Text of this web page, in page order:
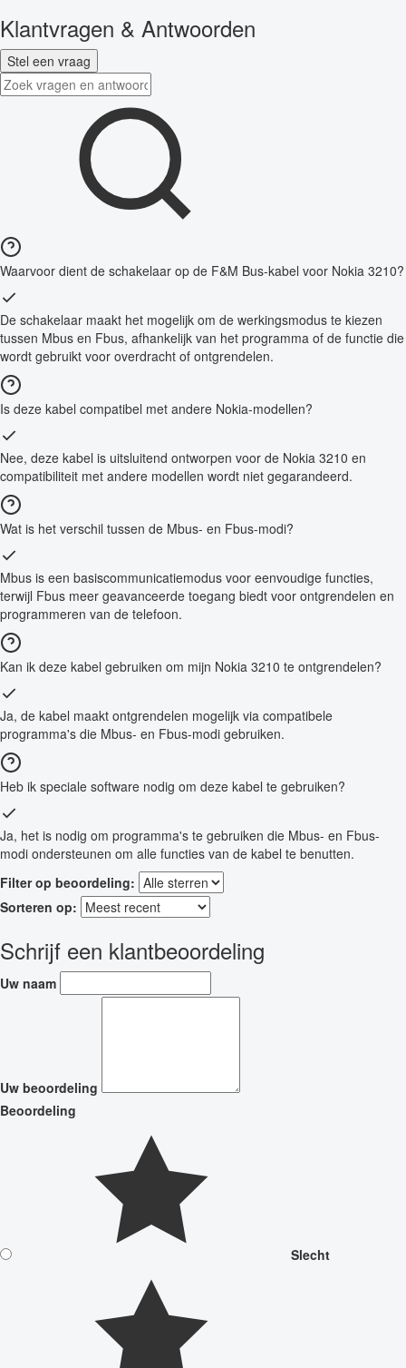
Klantvragen & Antwoorden
Stel een vraag
Waarvoor dient de schakelaar op de F&M Bus-kabel voor Nokia 3210?
De schakelaar maakt het mogelijk om de werkingsmodus te kiezen
tussen Mbus en Fbus, afhankelijk van het programma of de functie die
wordt gebruikt voor overdracht of ontgrendelen.
Is deze kabel compatibel met andere Nokia-modellen?
Nee, deze kabel is uitsluitend ontworpen voor de Nokia 3210 en
compatibiliteit met andere modellen wordt niet gegarandeerd.
Wat is het verschil tussen de Mbus- en Fbus-modi?
Mbus is een basiscommunicatiemodus voor eenvoudige functies,
terwijl Fbus meer geavanceerde toegang biedt voor ontgrendelen en
programmeren van de telefoon.
Kan ik deze kabel gebruiken om mijn Nokia 3210 te ontgrendelen?
Ja, de kabel maakt ontgrendelen mogelijk via compatibele
programma's die Mbus- en Fbus-modi gebruiken.
Heb ik speciale software nodig om deze kabel te gebruiken?
Ja, het is nodig om programma's te gebruiken die Mbus- en Fbus-
modi ondersteunen om alle functies van de kabel te benutten.
Filter op beoordeling:
Sorteren op:
Schrijf een klantbeoordeling
Uw naam
Uw beoordeling
Beoordeling
Slecht